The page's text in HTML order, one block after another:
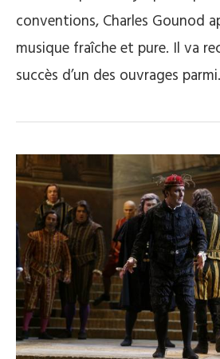
conventions, Charles Gounod
musique fraîche et pure. Il va
succès d’un des ouvrages